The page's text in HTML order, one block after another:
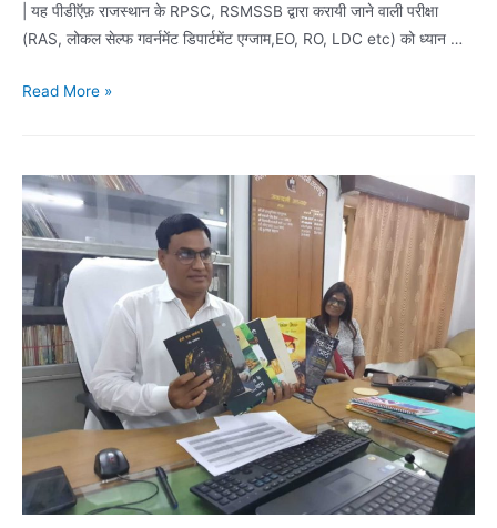
| यह पीडीऍफ़ राजस्थान के RPSC, RSMSSB द्वारा करायी जाने वाली परीक्षा
(RAS, लोकल सेल्फ गवर्नमेंट डिपार्टमेंट एग्जाम,EO, RO, LDC etc) को ध्यान …
राजस्थान
2023
Read More »